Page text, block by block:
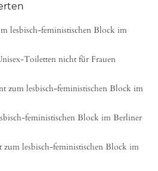
lesbisch-feministischen Block im
Toiletten nicht für Frauen
zum lesbisch-feministischen Block im
feministischen Block im Berliner
zum lesbisch-feministischen Block im